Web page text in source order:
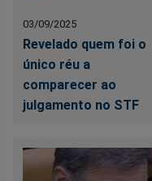
03/09/2025
Revelado quem foi o
único réu a
comparecer ao
julgamento no STF